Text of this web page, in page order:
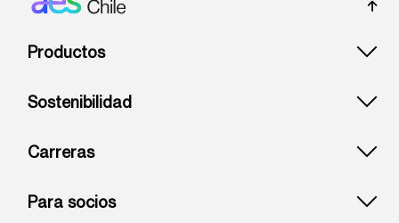
Footer: Chile
Productos
Sostenibilidad
Carreras
Para socios